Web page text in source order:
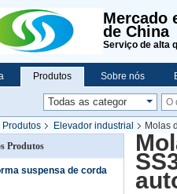
Mercado
de China
Serviço de alta
Produtos Sobre nós
Produtos Elevador industrial
Molas
Produtos
suspensa de corda